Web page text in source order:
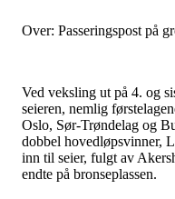
Over: Passeringspost på
Ved veksling ut på 4. og
seieren, nemlig
Oslo, Sør-Trøndelag og
dobbel hovedløpsvinner,
inn til seier, fulgt av
endte på bronseplassen.